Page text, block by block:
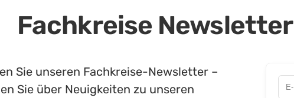
Fachkreise Newsletter
Sie unseren Fachkreise-Newsletter –
Sie über Neuigkeiten zu unseren